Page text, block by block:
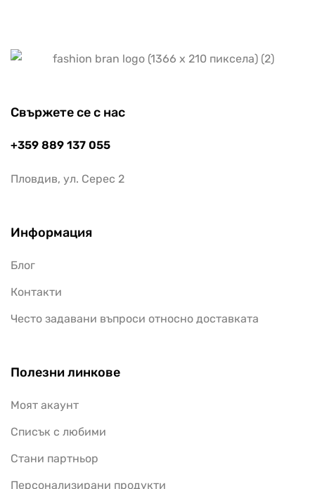
Свържете се с нас
+359 889 137 055
Пловдив, ул. Серес 2
Информация
Блог
Контакти
Често задавани въпроси относно доставката
Полезни линкове
Моят акаунт
Списък с любими
Стани партньор
Персонализирани продукти